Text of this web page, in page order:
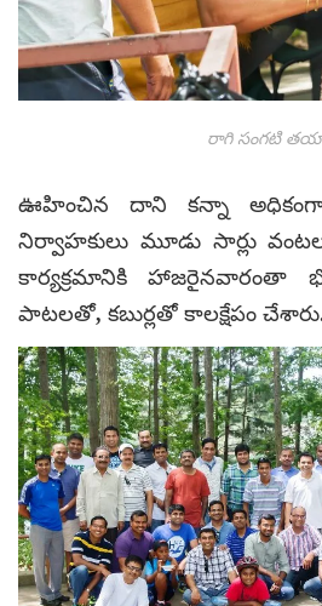
రాగి సంగటి
ఊహించిన దాని కన్నా
నిర్వాహకులు మూడు సార్లు
కార్యక్రమానికి
పాటలతో, కబుర్లతో కాలక్షేపం